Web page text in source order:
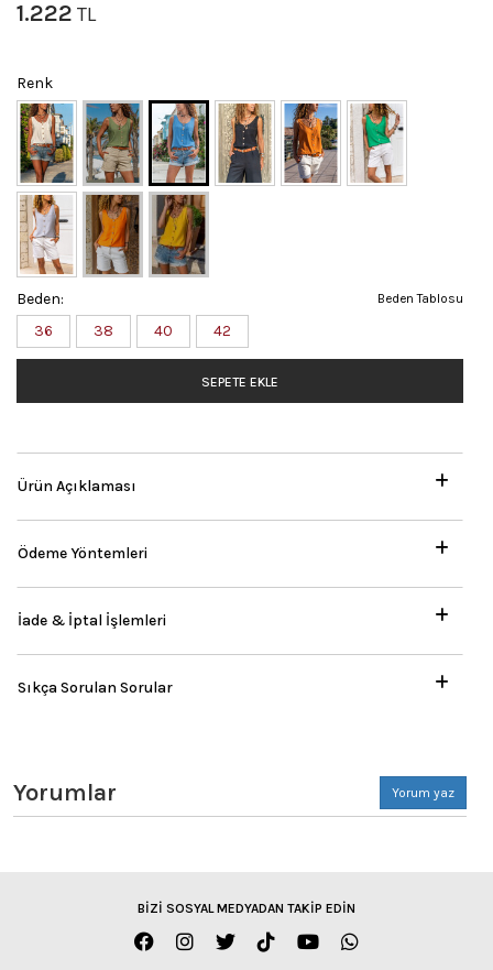
1.222 TL
Renk
Beden Tablosu
Beden:
36
38 40 42
SEPETE EKLE
Ürün Açıklaması
Ödeme Yöntemleri
İade & İptal İşlemleri
Sıkça Sorulan Sorular
Yorumlar Yorum yaz
BİZİ SOSYAL MEDYADAN TAKİP EDİN